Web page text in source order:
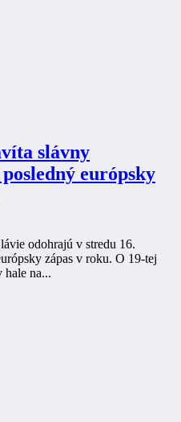
slávny
európsky
odohrajú v stredu 16.
zápas v roku. O 19-tej
hale na...